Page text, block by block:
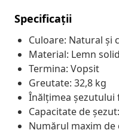
Specificații
Culoare: Natural și
Material: Lemn
Termina: Vopsit
Greutate: 32,8 kg
Înălțimea șezutului
Capacitate de
Numărul maxim de